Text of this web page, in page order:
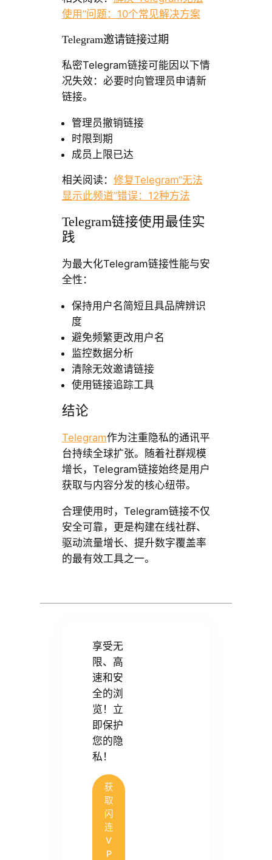
使用”问题：10个常见解决方案
Telegram邀请链接过期
私密Telegram链接可能因以下情
况失效：必要时向管理员申请新
链接。
管理员撤销链接
时限到期
成员上限已达
相关阅读： 修复Telegram“无法
显示此频道”错误：12种方法
Telegram链接使用最佳实
践
为最大化Telegram链接性能与安
全性：
保持用户名简短且具品牌辨识
度
避免频繁更改用户名
监控数据分析
清除无效邀请链接
使用链接追踪工具
结论
Telegram作为注重隐私的通讯平
台持续全球扩张。随着社群规模
增长，Telegram链接始终是用户
获取与内容分发的核心纽带。
合理使用时，Telegram链接不仅
安全可靠，更是构建在线社群、
驱动流量增长、提升数字覆盖率
的最有效工具之一。
享受无
限、高
速和安
全的浏
览！立
即保护
您的隐
私！
获
取
闪
连
V
P